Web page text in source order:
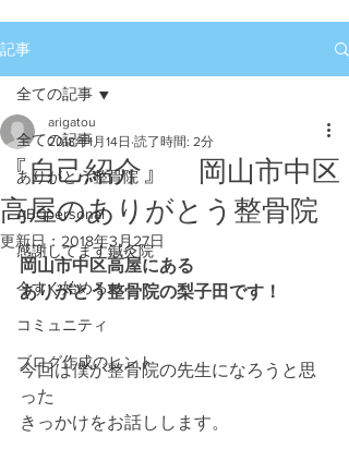
記事
全ての記事
ありがとう整骨院
ABCpersonal
感謝してます鍼灸院
今すぐ始める
コミュニティ
ブログ作成のヒント
全ての記事
『自己紹介』 岡山市中区
高屋のありがとう整骨院
arigatou
2018年1月14日 読了時間: 2分
更新日： 2018年3月27日
岡山市中区高屋にある
ありがとう整骨院の梨子田です！
今回は僕が整骨院の先生になろうと思
った
きっかけをお話しします。